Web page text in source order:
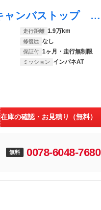
トゥインゴ インテンス キャンバストップ キャンバストップ 純正ディスプレイオーディオ アップルカープレイ バックカメラ 純正１６インチアルミホイール Ｂｌｕｅｔｏｏｔｈ ＥＴＣ クルーズコントロール 禁煙車 オートエアコン オートライト
走行距離 1.9万km
修復歴 なし
保証付 1ヶ月・走行無制限
ミッション インパネAT
在庫の確認・お見積り（無料）
無料 0078-6048-7680